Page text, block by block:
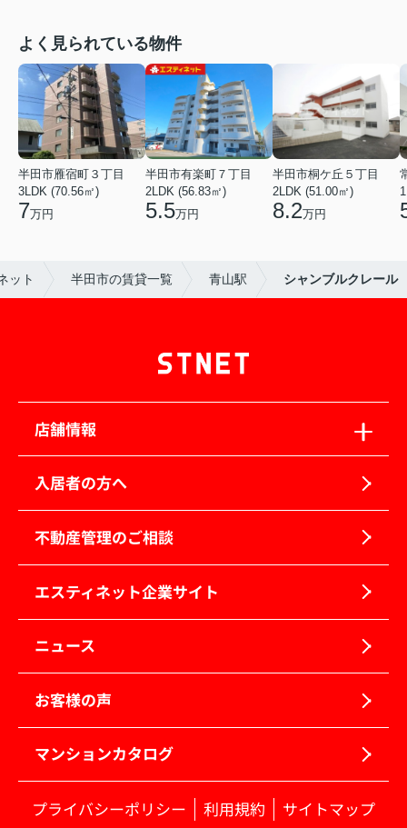
よく見られている物件
半田市雁宿町３丁目
3LDK (70.56㎡)
7万円
半田市有楽町７丁目
2LDK (56.83㎡)
5.5万円
半田市桐ケ丘５丁目
2LDK (51.00㎡)
8.2万円
ット 半田市の賃貸一覧 青山駅 シャンブルクレール
店舗情報
入居者の方へ
不動産管理のご相談
エスティネット企業サイト
ニュース
お客様の声
マンションカタログ
プライバシーポリシー 利用規約 サイトマップ